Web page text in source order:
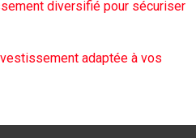
diversifié pour sécuriser
adaptée à vos